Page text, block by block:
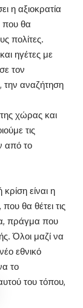
η αξιοκρατία
που θα
πολίτες.
ηγέτες με
τον
αναζήτηση
χώρας και
τις
από το
είναι η
θα θέτει τις
πράγμα που
Όλοι μαζί να
εθνικό
το
του τόπου,